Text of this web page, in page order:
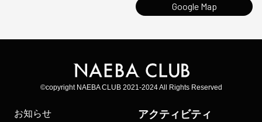
Google Map
©copyright NAEBA CLUB 2021-2024 All Rights Reserved
お知らせ
アクティビティ